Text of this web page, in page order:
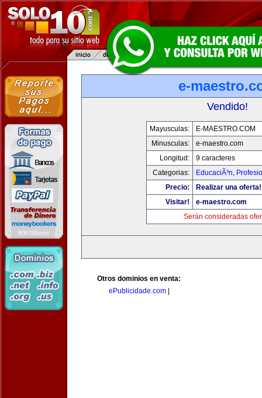
e-
Vendido!
Mayusculas:
E-MAESTRO.COM
Minusculas:
e-maestro.com
Longitud:
9 caracteres
Categorias:
EducaciÃ³n,
Precio:
Realizar una oferta!
Visitar!
e-maestro.com
Serán consideradas
Otros dominios en venta:
ePublicidade.com|